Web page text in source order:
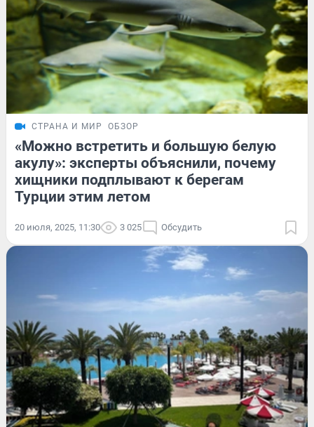
СТРАНА И МИР ОБЗОР
«Можно встретить и большую белую
акулу»: эксперты объяснили, почему
хищники подплывают к берегам
Турции этим летом
20 июля, 2025, 11:30 3 025 Обсудить